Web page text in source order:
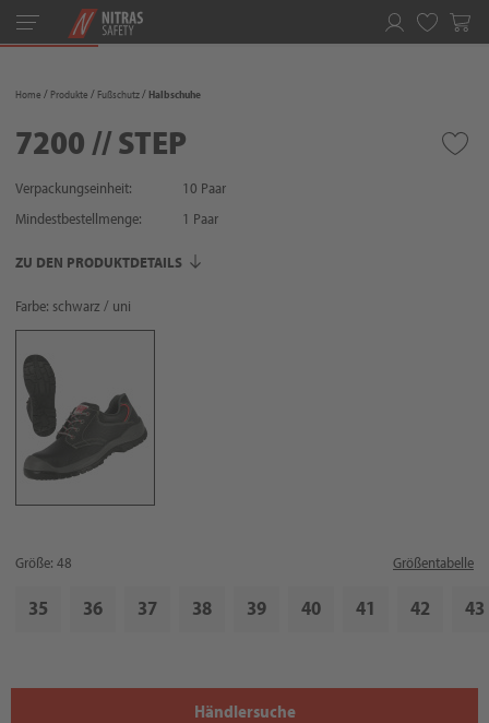
Toggle
navigation
Home Produkte Fußschutz Halbschuhe
7200 // STEP
Verpackungseinheit:
10 Paar
Mindestbestellmenge:
1 Paar
ZU DEN PRODUKTDETAILS
Farbe: schwarz / uni
Größe: 48 Größentabelle
35 36 37 38 39 40 41 42 43
Händlersuche